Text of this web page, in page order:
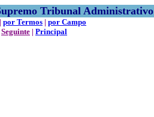
Tribunal Administrativo
| por Termos | por Campo
Seguinte | Principal